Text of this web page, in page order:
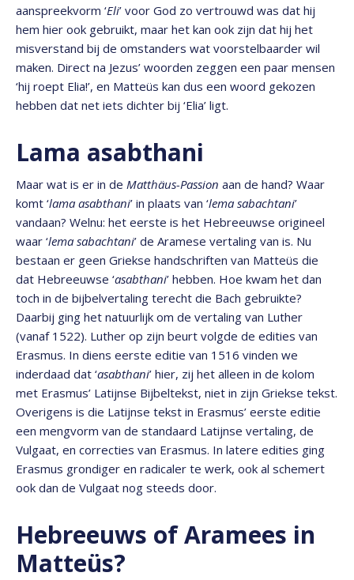
aanspreekvorm ‘Eli’ voor God zo vertrouwd was dat hij
hem hier ook gebruikt, maar het kan ook zijn dat hij het
misverstand bij de omstanders wat voorstelbaarder wil
maken. Direct na Jezus’ woorden zeggen een paar mensen
‘hij roept Elia!’, en Matteüs kan dus een woord gekozen
hebben dat net iets dichter bij ‘Elia’ ligt.
Lama asabthani
Maar wat is er in de Matthäus-Passion aan de hand? Waar
komt ‘lama asabthani’ in plaats van ‘lema sabachtani’
vandaan? Welnu: het eerste is het Hebreeuwse origineel
waar ‘lema sabachtani’ de Aramese vertaling van is. Nu
bestaan er geen Griekse handschriften van Matteüs die
dat Hebreeuwse ‘asabthani’ hebben. Hoe kwam het dan
toch in de bijbelvertaling terecht die Bach gebruikte?
Daarbij ging het natuurlijk om de vertaling van Luther
(vanaf 1522). Luther op zijn beurt volgde de edities van
Erasmus. In diens eerste editie van 1516 vinden we
inderdaad dat ‘asabthani’ hier, zij het alleen in de kolom
met Erasmus’ Latijnse Bijbeltekst, niet in zijn Griekse tekst.
Overigens is die Latijnse tekst in Erasmus’ eerste editie
een mengvorm van de standaard Latijnse vertaling, de
Vulgaat, en correcties van Erasmus. In latere edities ging
Erasmus grondiger en radicaler te werk, ook al schemert
ook dan de Vulgaat nog steeds door.
Hebreeuws of Aramees in
Matteüs?